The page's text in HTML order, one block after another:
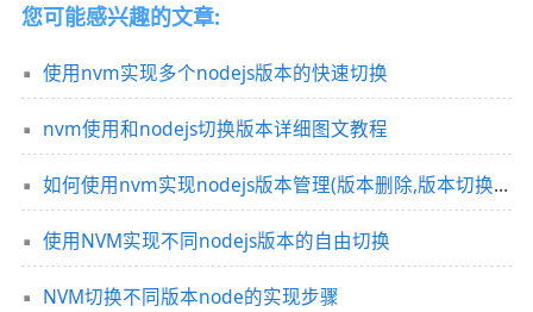
您可能感兴趣的文章:
使用nvm实现多个nodejs版本的快速切换
nvm使用和nodejs切换版本详细图文教程
如何使用nvm实现nodejs版本管理(版本删除,版本切换及版本添加)
使用NVM实现不同nodejs版本的自由切换
NVM切换不同版本node的实现步骤